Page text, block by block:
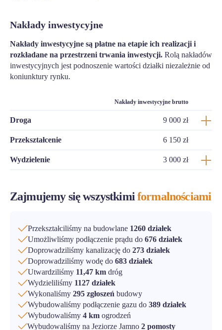
Nakłady inwestycyjne
Nakłady inwestycyjne są płatne na etapie ich realizacji i
rozkładane na przestrzeni trwania inwestycji. Rolą nakładów
inwestycyjnych jest podnoszenie wartości działki niezależnie od
koniunktury rynku.
Nakłady inwestycyjne brutto
Droga 9 000 zł
Przekształcenie 6 150 zł
Wydzielenie 3 000 zł
Zajmujemy się wszystkimiformalnościami
Przekształciliśmy na budowlane 1260 działek
Umożliwliśmy podłączenie prądu do 676 działek
Doprowadziliśmy kanalizację do 273 działek
Doprowadziliśmy wodę do 683 działek
Utwardziliśmy 11,47 km dróg
Wydzieliliśmy 1127 działek
Wykonaliśmy 295 zgłoszeń budowy
Wybudowaliśmy podłączenie gazu do 389 działek
Wybudowaliśmy 4 km ogrodzeń
Wybudowaliśmy na Jeziorze Jamno 2 pomosty